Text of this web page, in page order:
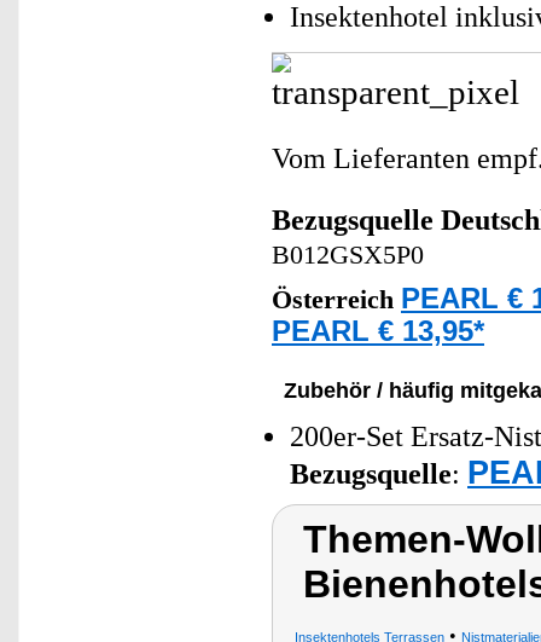
Insektenhotel
Vom Lieferanten
Bezugsquelle
B012GSX5P0
Österreich PEARL €
PEARL € 13,95*
Zubehör / häufig
200er-Set Ersatz-
Bezugsquelle:
Themen-
Insektenhotels Terrassen•